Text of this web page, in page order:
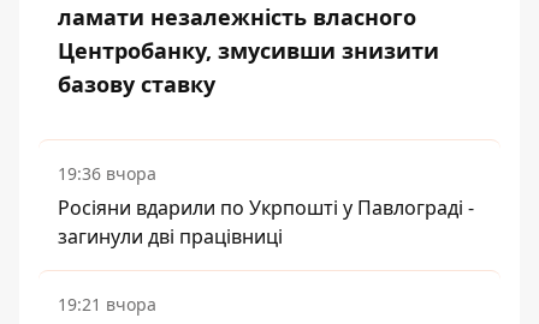
ламати незалежність власного
Центробанку, змусивши знизити
базову ставку
19:36 вчора
Росіяни вдарили по Укрпошті у Павлограді -
загинули дві працівниці
19:21 вчора